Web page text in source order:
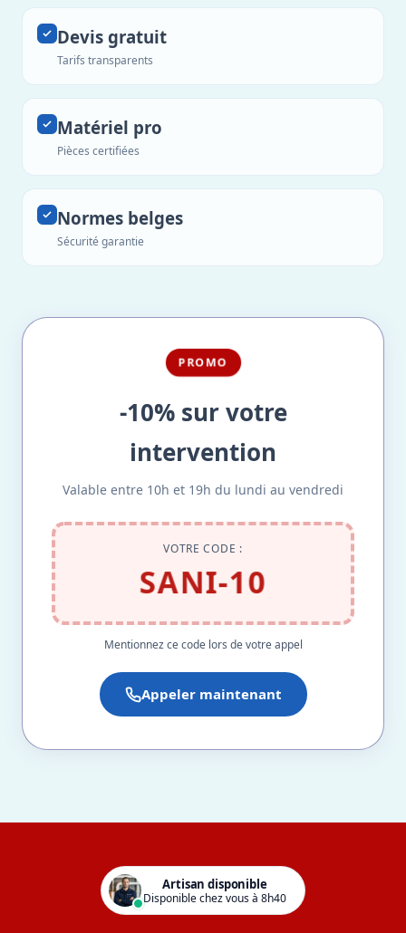
Devis gratuit
Tarifs transparents
Matériel pro
Pièces certifiées
Normes belges
Sécurité garantie
PROMO
-10% sur votre
intervention
Valable entre 10h et 19h du lundi au vendredi
VOTRE CODE :
SANI-10
Mentionnez ce code lors de votre appel
Appeler maintenant
Artisan disponible
Disponible chez vous à 8h40